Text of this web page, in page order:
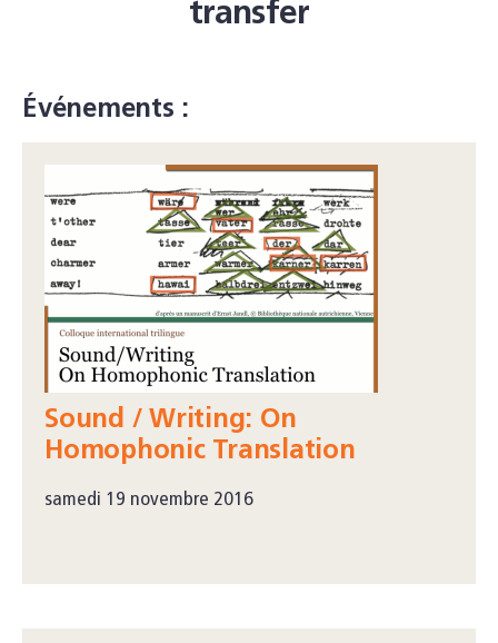
transfer
Événements :
Sound / Writing: On
Homophonic Translation
samedi 19 novembre 2016